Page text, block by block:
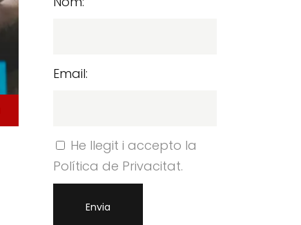
Email:
He llegit i accepto la
Política de Privacitat.